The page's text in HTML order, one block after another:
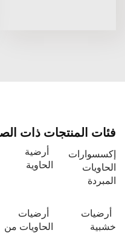
فئات المنتجات ذات
إكسسوارات
الحاويات
المبردة
أرضية
الحاوية
أرضيات
خشبية
أرضيات
الحاويات من